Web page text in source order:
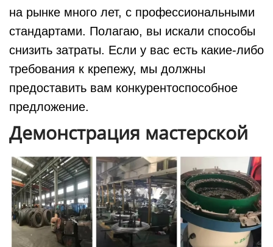
на рынке много лет, с профессиональными
стандартами. Полагаю, вы искали способы
снизить затраты. Если у вас есть какие-либо
требования к крепежу, мы должны
предоставить вам конкурентоспособное
предложение.
Демонстрация мастерской